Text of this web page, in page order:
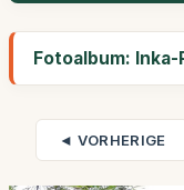
Fotoalbum: Inka-
◄ VORHERIGE